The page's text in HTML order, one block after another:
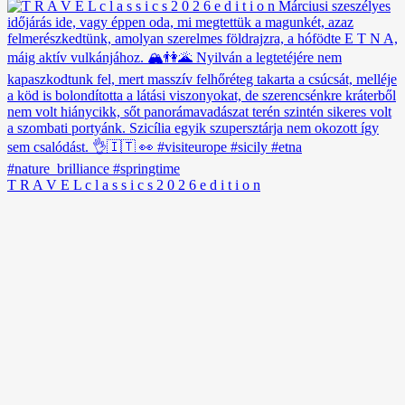
T R A V E L c l a s s i c s 2 0 2 6 e d i t i o n